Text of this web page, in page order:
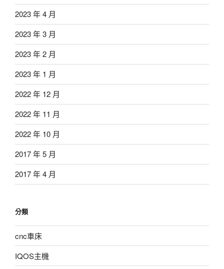
2023 年 4 月
2023 年 3 月
2023 年 2 月
2023 年 1 月
2022 年 12 月
2022 年 11 月
2022 年 10 月
2017 年 5 月
2017 年 4 月
分類
cnc車床
IQOS主機